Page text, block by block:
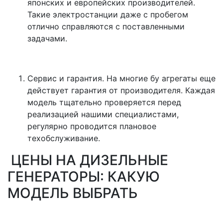
японских и европейских производителей.
Такие электростанции даже с пробегом
отлично справляются с поставленными
задачами.
Сервис и гарантия. На многие бу агрегаты еще
действует гарантия от производителя. Каждая
модель тщательно проверяется перед
реализацией нашими специалистами,
регулярно проводится плановое
техобслуживание.
ЦЕНЫ НА ДИЗЕЛЬНЫЕ
ГЕНЕРАТОРЫ: КАКУЮ
МОДЕЛЬ ВЫБРАТЬ